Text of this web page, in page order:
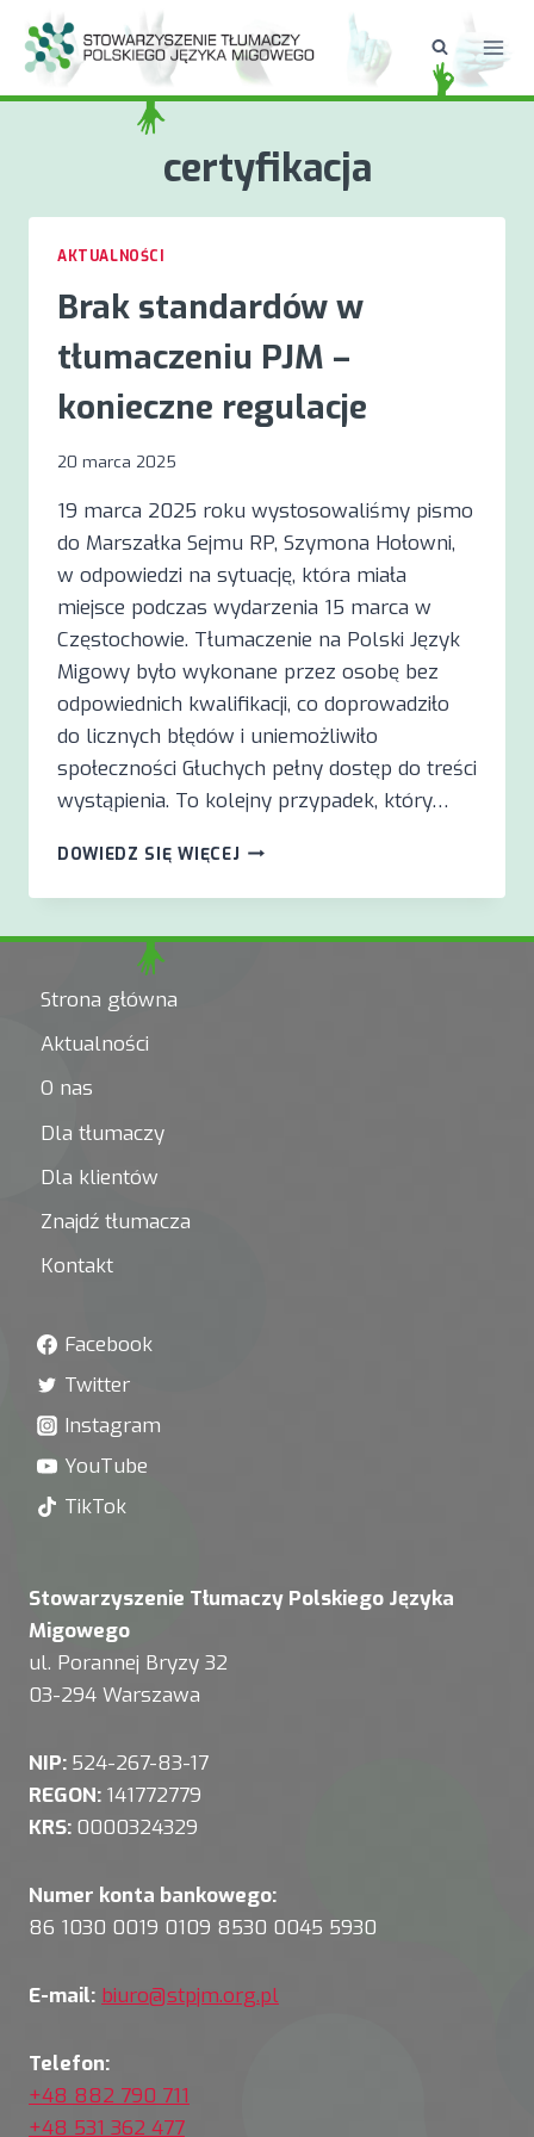
Przejdź
treści
certyfikacja
AKTUALNOŚCI
Brak standardów w
tłumaczeniu PJM –
konieczne regulacje
20 marca 2025
19 marca 2025 roku wystosowaliśmy pismo
do Marszałka Sejmu RP, Szymona Hołowni,
w odpowiedzi na sytuację, która miała
miejsce podczas wydarzenia 15 marca w
Częstochowie. Tłumaczenie na Polski Język
Migowy było wykonane przez osobę bez
odpowiednich kwalifikacji, co doprowadziło
do licznych błędów i uniemożliwiło
społeczności Głuchych pełny dostęp do treści
wystąpienia. To kolejny przypadek, który…
DOWIEDZ SIĘ WIĘCEJ BRAK
W
PJM
Strona główna
Aktualności
O nas
Dla tłumaczy
Dla klientów
Znajdź tłumacza
Kontakt
Facebook
Twitter
Instagram
YouTube
TikTok
Stowarzyszenie Tłumaczy Polskiego Języka
Migowego
ul. Porannej Bryzy 32
03-294 Warszawa
NIP: 524-267-83-17
REGON: 141772779
KRS: 0000324329
Numer konta bankowego:
86 1030 0019 0109 8530 0045 5930
E-mail: biuro@stpjm.org.pl
Telefon:
+48 882 790 711
+48 531 362 477